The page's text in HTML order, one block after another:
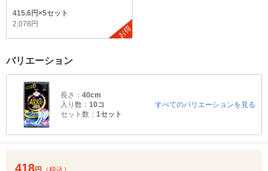
415.6円×5セット
2,078円
お得
バリエーション
長さ： 40cm
入り数： 10コ
セット数： 1セット
すべてのバリエーションを見る
418